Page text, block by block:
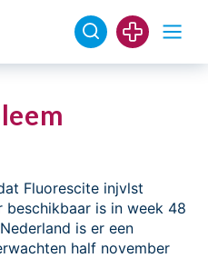
Fluorescite injvlst
is in week 48
is er een
half november